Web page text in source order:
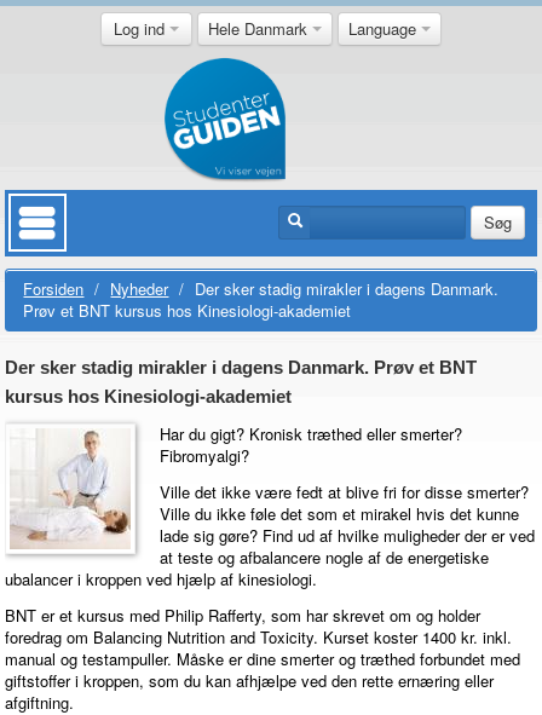
Log ind Hele Danmark Language
Søg
Forsiden / Nyheder / Der sker stadig mirakler i dagens Danmark.
Prøv et BNT kursus hos Kinesiologi-akademiet
Der sker stadig mirakler i dagens Danmark. Prøv et BNT
kursus hos Kinesiologi-akademiet
Har du gigt? Kronisk træthed eller smerter?
Fibromyalgi?
Ville det ikke være fedt at blive fri for disse smerter?
Ville du ikke føle det som et mirakel hvis det kunne
lade sig gøre? Find ud af hvilke muligheder der er ved
at teste og afbalancere nogle af de energetiske
ubalancer i kroppen ved hjælp af kinesiologi.
BNT er et kursus med Philip Rafferty, som har skrevet om og holder
foredrag om Balancing Nutrition and Toxicity. Kurset koster 1400 kr. inkl.
manual og testampuller. Måske er dine smerter og træthed forbundet med
giftstoffer i kroppen, som du kan afhjælpe ved den rette ernæring eller
afgiftning.